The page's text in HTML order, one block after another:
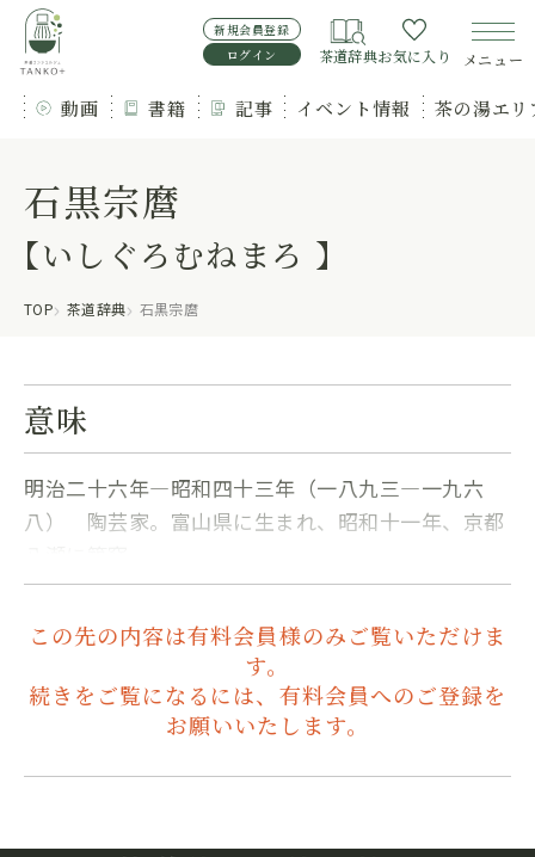
新規会員登録
ログイン
茶道辞典お気に入り メニュー
動画 書籍 記事 イベント情報 茶の湯エ
石黒宗麿
【いしぐろむねまろ 】
TOP 茶道辞典 石黒宗麿
意味
明治二十六年―昭和四十三年（一八九三―一九六
八） 陶芸家。富山県に生まれ、昭和十一年、京都
この先の内容は有料会員様のみご覧いただけま
す。
続きをご覧になるには、有料会員へのご登録を
お願いいたします。